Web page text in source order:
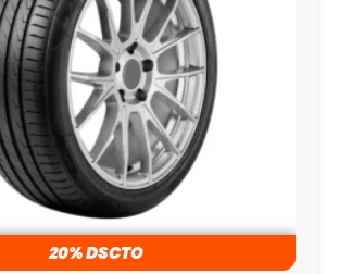
20% DSCTO